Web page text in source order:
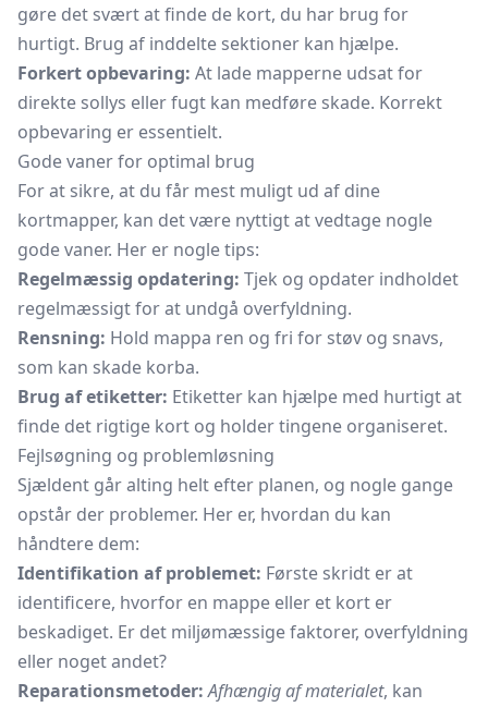
gøre det svært at finde de kort, du har brug for
hurtigt. Brug af inddelte sektioner kan hjælpe.
Forkert opbevaring: At lade mapperne udsat for
direkte sollys eller fugt kan medføre skade. Korrekt
opbevaring er essentielt.
Gode vaner for optimal brug
For at sikre, at du får mest muligt ud af dine
kortmapper, kan det være nyttigt at vedtage nogle
gode vaner. Her er nogle tips:
Regelmæssig opdatering: Tjek og opdater indholdet
regelmæssigt for at undgå overfyldning.
Rensning: Hold mappa ren og fri for støv og snavs,
som kan skade korba.
Brug af etiketter: Etiketter kan hjælpe med hurtigt at
finde det rigtige kort og holder tingene organiseret.
Fejlsøgning og problemløsning
Sjældent går alting helt efter planen, og nogle gange
opstår der problemer. Her er, hvordan du kan
håndtere dem:
Identifikation af problemet: Første skridt er at
identificere, hvorfor en mappe eller et kort er
beskadiget. Er det miljømæssige faktorer, overfyldning
eller noget andet?
Reparationsmetoder: Afhængig af materialet, kan